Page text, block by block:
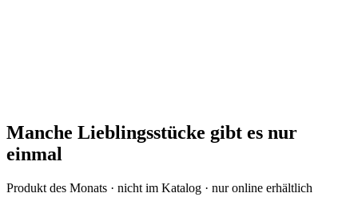
Manche Lieblingsstücke gibt es nur
einmal
Produkt des Monats · nicht im Katalog · nur online erhältlich